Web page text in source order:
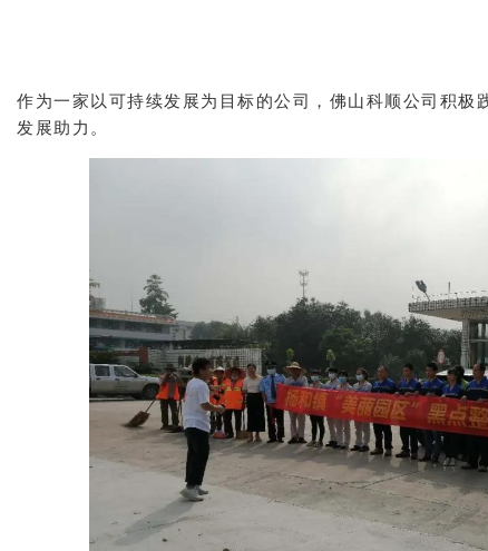
作为一家以可持续发展为目标的公司，佛山科顺公司积极
发展助力。